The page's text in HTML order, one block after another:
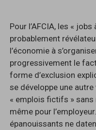
Pour l’AFCIA, les «
probablement
l’économie à
progressivement le
forme d’exclusion
se développe une
« emplois fictifs » sans
même pour
épanouissants ne